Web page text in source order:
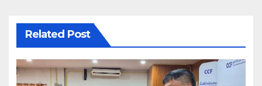
Related Post